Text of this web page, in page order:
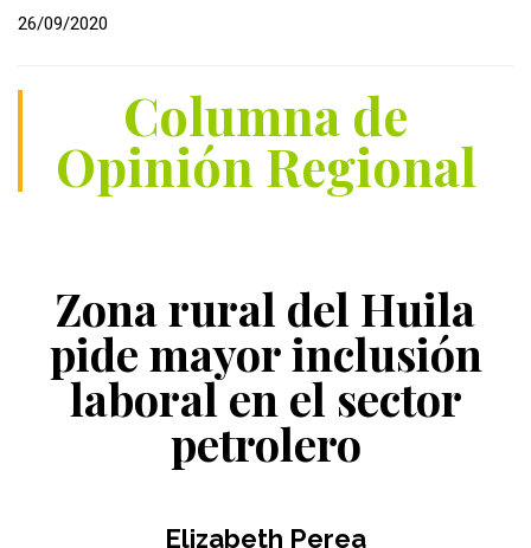
26/09/2020
Columna de
Opinión Regional
Zona rural del Huila
pide mayor inclusión
laboral en el sector
petrolero
Elizabeth Perea